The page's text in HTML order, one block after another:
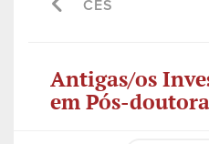
CES
Antigas/os
em Pós-